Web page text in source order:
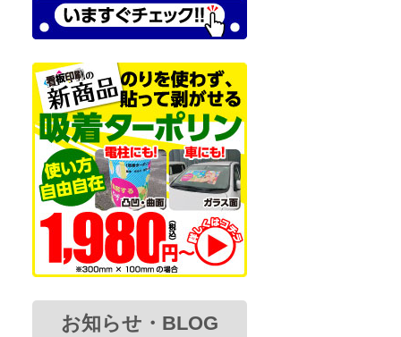
お知らせ・BLOG